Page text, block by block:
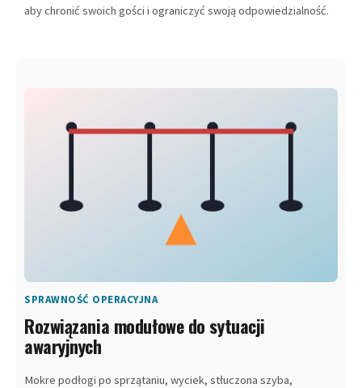
aby chronić swoich gości i ograniczyć swoją odpowiedzialność.
SPRAWNOŚĆ OPERACYJNA
Rozwiązania modułowe do sytuacji
awaryjnych
Mokre podłogi po sprzątaniu, wyciek, stłuczona szyba,